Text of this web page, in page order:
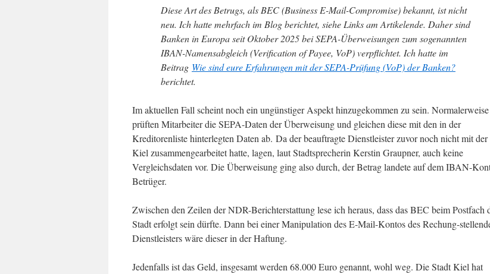
Diese Art des Betrugs, als BEC (Business E-Mail-Compromise) bekannt, ist nicht
neu. Ich hatte mehrfach im Blog berichtet, siehe Links am Artikelende. Daher sind
Banken in Europa seit Oktober 2025 bei SEPA-Überweisungen zum sogenannten
IBAN-Namensabgleich (Verification of Payee, VoP) verpflichtet. Ich hatte im
Beitrag Wie sind eure Erfahrungen mit der SEPA-Prüfung (VoP) der Banken?
berichtet.
Im aktuellen Fall scheint noch ein ungünstiger Aspekt hinzugekommen zu sein. Normalerweise
prüften Mitarbeiter die SEPA-Daten der Überweisung und gleichen diese mit den in der
Kreditorenliste hinterlegten Daten ab. Da der beauftragte Dienstleister zuvor noch nicht mit der
Kiel zusammengearbeitet hatte, lagen, laut Stadtsprecherin Kerstin Graupner, auch keine
Vergleichsdaten vor. Die Überweisung ging also durch, der Betrag landete auf dem IBAN-
Betrüger.
Zwischen den Zeilen der NDR-Berichterstattung lese ich heraus, dass das BEC beim Postfach
Stadt erfolgt sein dürfte. Dann bei einer Manipulation des E-Mail-Kontos des Rechung-
Dienstleisters wäre dieser in der Haftung.
Jedenfalls ist das Geld, insgesamt werden 68.000 Euro genannt, wohl weg. Die Stadt Kiel hat